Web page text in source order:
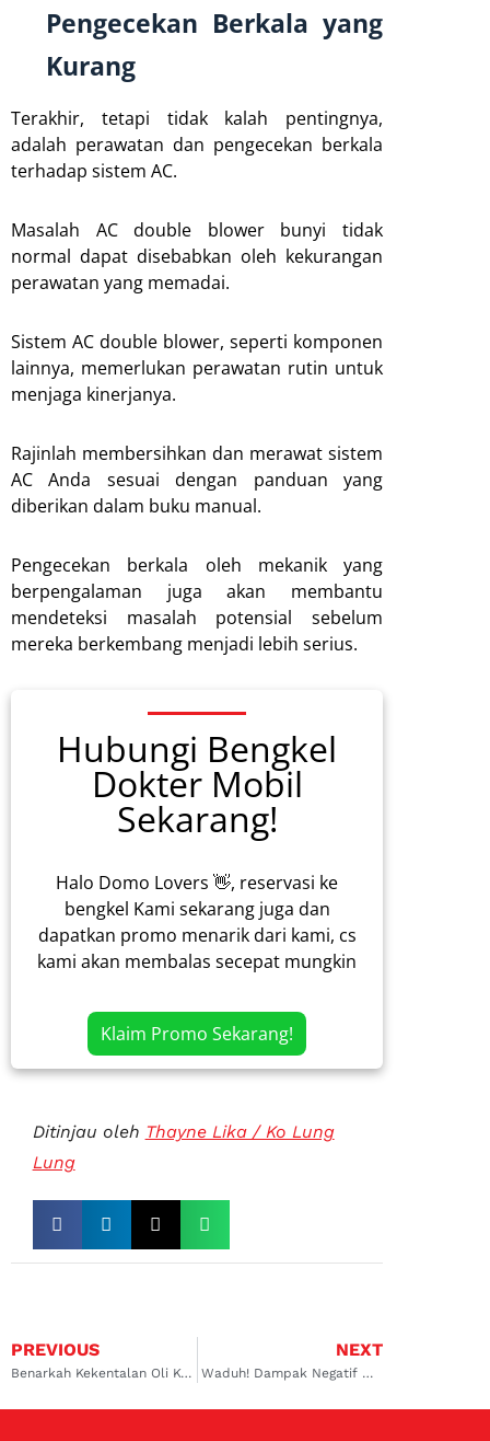
Pengecekan Berkala yang
Kurang
Terakhir, tetapi tidak kalah pentingnya,
adalah perawatan dan pengecekan berkala
terhadap sistem AC.
Masalah AC double blower bunyi tidak
normal dapat disebabkan oleh kekurangan
perawatan yang memadai.
Sistem AC double blower, seperti komponen
lainnya, memerlukan perawatan rutin untuk
menjaga kinerjanya.
Rajinlah membersihkan dan merawat sistem
AC Anda sesuai dengan panduan yang
diberikan dalam buku manual.
Pengecekan berkala oleh mekanik yang
berpengalaman juga akan membantu
mendeteksi masalah potensial sebelum
mereka berkembang menjadi lebih serius.
Hubungi Bengkel
Dokter Mobil
Sekarang!
Halo Domo Lovers 👋, reservasi ke
bengkel Kami sekarang juga dan
dapatkan promo menarik dari kami, cs
kami akan membalas secepat mungkin
Klaim Promo Sekarang!
Ditinjau oleh Thayne Lika / Ko Lung
Lung
PREVIOUS
Benarkah Kekentalan Oli Kompresor Mempengaruhi Performa AC Mobil?
NEXT
Waduh! Dampak Negatif Menyalakan AC Mobil Saat Berhenti